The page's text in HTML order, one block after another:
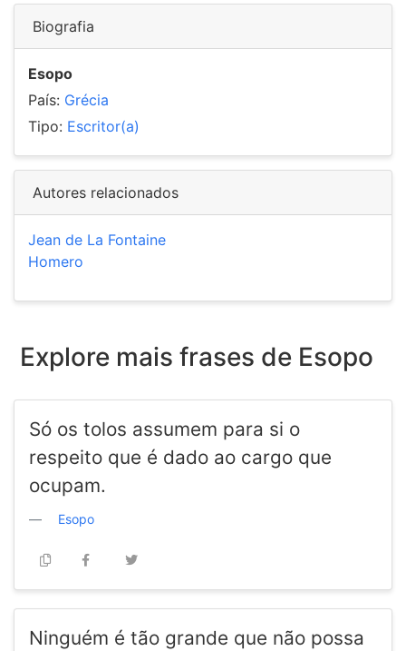
Biografia
Esopo
País: Grécia
Tipo: Escritor(a)
Autores relacionados
Jean de La Fontaine
Homero
Explore mais frases de Esopo
Só os tolos assumem para si o
respeito que é dado ao cargo que
ocupam.
Esopo
Ninguém é tão grande que não possa